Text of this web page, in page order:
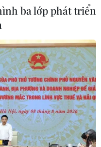
thị trường tín chỉ
ba lớp phát triển